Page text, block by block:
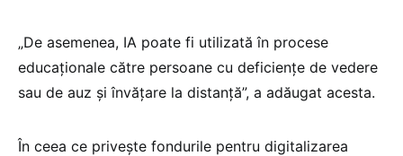
„De asemenea, IA poate fi utilizată în procese
educaționale către persoane cu deficiențe de vedere
sau de auz și învățare la distanță”, a adăugat acesta.
În ceea ce privește fondurile pentru digitalizarea